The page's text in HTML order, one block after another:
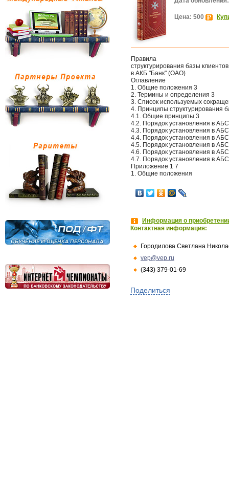
Цена: 500
Правила
структурирования базы
в АКБ "Банк" (ОАО)
Оглавление
1. Общие положения 3
2. Термины и определения 3
3. Список используемых
4. Принципы структурирования
4.1. Общие принципы 3
4.2. Порядок установления в
4.3. Порядок установления в
4.4. Порядок установления в
4.5. Порядок установления в
4.6. Порядок установления в
4.7. Порядок установления в
Приложение 1 7
1. Общие положения
Информация о
Контактная информация:
Городилова Светлана
vep@vep.ru
(343) 379-01-69
Поделиться